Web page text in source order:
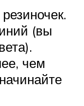
(вы
чем